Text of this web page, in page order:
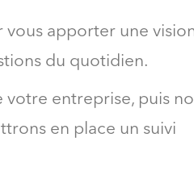
vous apporter une
du quotidien.
entreprise, puis
en place un suivi